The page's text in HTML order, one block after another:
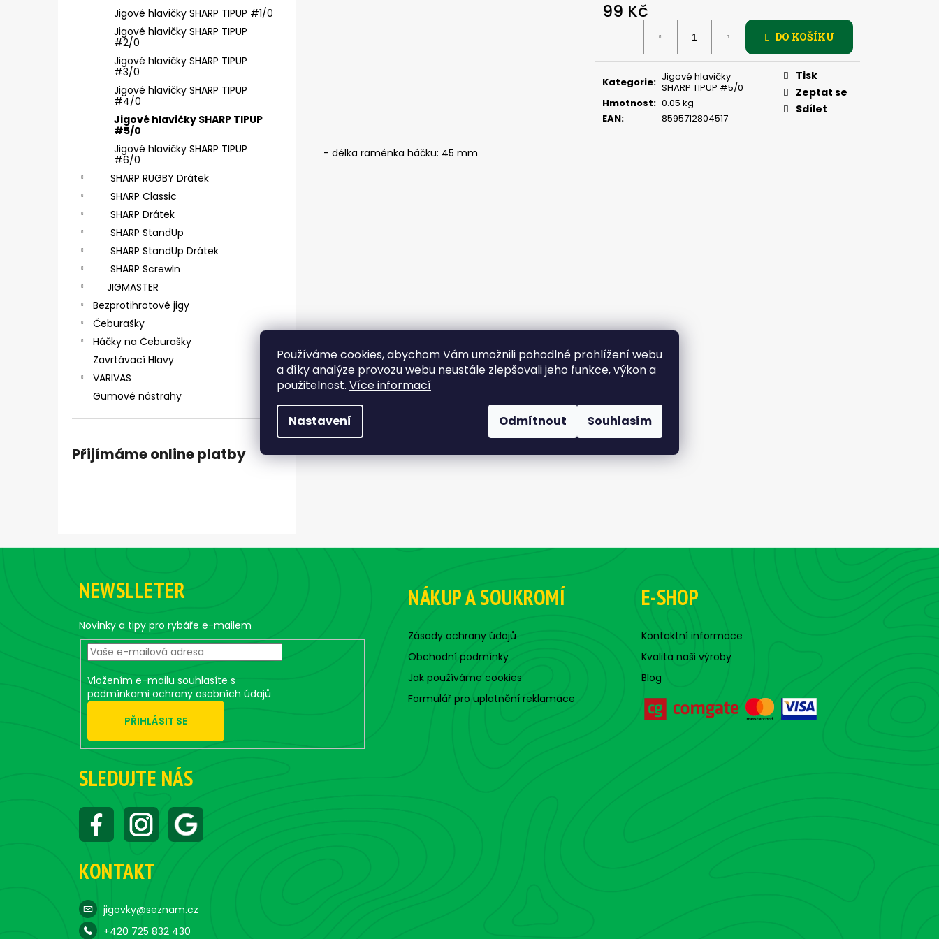
Používáme cookies, abychom Vám umožnili pohodlné prohlížení webu
a díky analýze provozu webu neustále zlepšovali jeho funkce, výkon a
použitelnost. Více informací
Nastavení Odmítnout Souhlasím
Jigové hlavičky SHARP TIPUP #1/0
Jigové hlavičky SHARP TIPUP
#2/0
Jigové hlavičky SHARP TIPUP
#3/0
Jigové hlavičky SHARP TIPUP
#4/0
Jigové hlavičky SHARP TIPUP
#5/0
Jigové hlavičky SHARP TIPUP
#6/0
SHARP RUGBY Drátek
SHARP Classic
SHARP Drátek
SHARP StandUp
SHARP StandUp Drátek
SHARP ScrewIn
JIGMASTER
Bezprotihrotové jigy
Čeburašky
Háčky na Čeburašky
Zavrtávací Hlavy
VARIVAS
Gumové nástrahy
Přijímáme online platby
99 Kč
DO KOŠÍKU
Kategorie: Jigové hlavičky
SHARP TIPUP #5/0
Hmotnost: 0.05 kg
EAN: 8595712804517
Tisk
Zeptat se
Sdílet
- délka raménka háčku: 45 mm
ČEBURAŠKA STANDUP - 5 KS, 7 G
ČEBURAŠKA STANDUP - 5 KS, 4 G
Z
NEWSLLETER
Novinky a tipy pro rybáře e-mailem
Vložením e-mailu souhlasíte s
podmínkami ochrany osobních údajů
PŘIHLÁSIT SE
SLEDUJTE NÁS
KONTAKT
jigovky@seznam.cz
+420 725 832 430
NÁKUP A SOUKROMÍ
Zásady ochrany údajů
Obchodní podmínky
Jak používáme cookies
Formulář pro uplatnění reklamace
E-SHOP
Kontaktní informace
Kvalita naši výroby
Blog